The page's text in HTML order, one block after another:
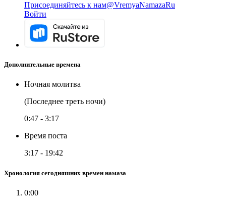
Присоединяйтесь к нам@VremyaNamazaRu
Войти
Дополнительные времена
Ночная молитва
(Последнее треть ночи)
0:47 - 3:17
Время поста
3:17 - 19:42
Хронология сегодняшних времен намаза
0:00